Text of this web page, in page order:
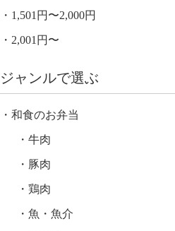
1,501円〜2,000円
2,001円〜
ジャンルで選ぶ
和食のお弁当
牛肉
豚肉
鶏肉
魚・魚介